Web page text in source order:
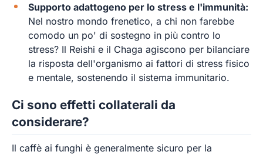
Supporto adattogeno per lo stress e l'immunità:
Nel nostro mondo frenetico, a chi non farebbe
comodo un po' di sostegno in più contro lo
stress? Il Reishi e il Chaga agiscono per bilanciare
la risposta dell'organismo ai fattori di stress fisico
e mentale, sostenendo il sistema immunitario.
Ci sono effetti collaterali da
considerare?
Il caffè ai funghi è generalmente sicuro per la